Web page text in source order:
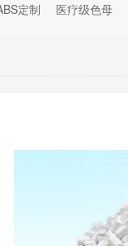
定制 医疗级色母